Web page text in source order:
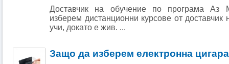
Доставчик на обучение по програма Аз
изберем дистанционни курсове от доставчик
учи, докато е жив. ...
Защо да изберем електронна